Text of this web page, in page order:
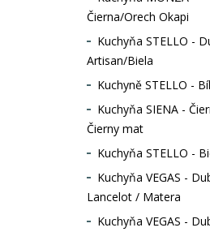
Čierna/Orech Okapi
Kuchyňa STELLO -
Artisan/Biela
Kuchyně STELLO -
Kuchyňa SIENA -
Čierny mat
Kuchyňa STELLO -
Kuchyňa VEGAS -
Lancelot / Matera
Kuchyňa VEGAS -